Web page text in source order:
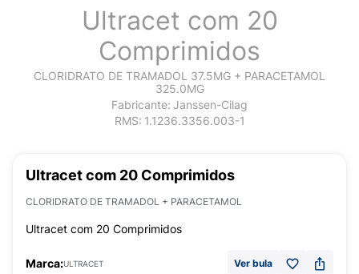
Ultracet com 20
Comprimidos
CLORIDRATO DE TRAMADOL 37.5MG + PARACETAMOL
325.0MG
Fabricante: Janssen-Cilag
RMS: 1.1236.3356.003-1
Ultracet com 20 Comprimidos
CLORIDRATO DE TRAMADOL + PARACETAMOL
Ultracet com 20 Comprimidos
Marca:ULTRACET Ver bula